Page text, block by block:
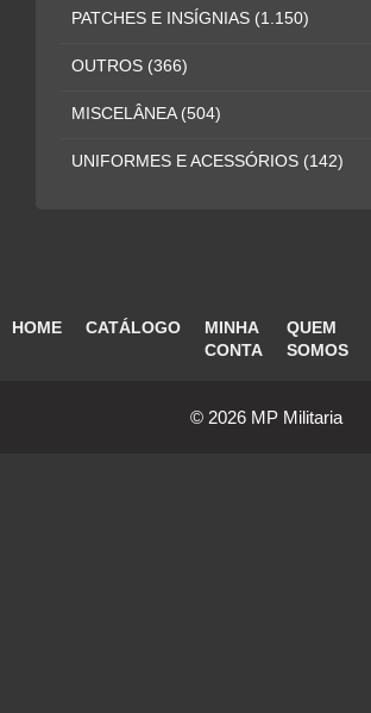
PATCHES E INSÍGNIAS (1.150)
OUTROS (366)
MISCELÂNEA (504)
UNIFORMES E ACESSÓRIOS (142)
HOME CATÁLOGO
MINHA
CONTA
QUEM
SOMOS
© 2026 MP Militaria